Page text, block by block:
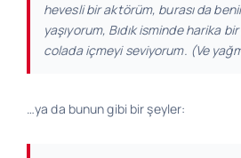
İletişim
hevesli bir aktörüm, burası da
yaşıyorum, Bıdık isminde harika
colada içmeyi seviyorum. (Ve
…ya da bunun gibi bir şeyler: